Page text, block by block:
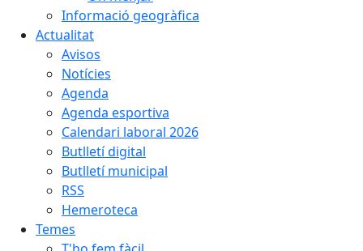
Informació geogràfica
Actualitat
Avisos
Notícies
Agenda
Agenda esportiva
Calendari laboral 2026
Butlletí digital
Butlletí municipal
RSS
Hemeroteca
Temes